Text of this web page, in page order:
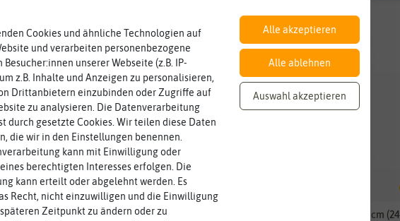
mit
Romberg Holz-Stecketikett
Holzstecketiketten 15 cm (24
Cookies und ähnliche Technologien auf
und verarbeiten personenbezogene
Besucher:innen unserer Webseite (z.B. IP-
z.B. Inhalte und Anzeigen zu personalisieren,
Drittanbietern einzubinden oder Zugriffe auf
zu analysieren. Die Datenverarbeitung
durch gesetzte Cookies. Wir teilen diese Daten
die wir in den Einstellungen benennen.
kann mit Einwilligung oder
berechtigten Interesses erfolgen. Die
kann erteilt oder abgelehnt werden. Es
Recht, nicht einzuwilligen und die Einwilligung
Zeitpunkt zu ändern oder zu
Alle akzeptieren
Alle ablehnen
Auswahl akzeptieren